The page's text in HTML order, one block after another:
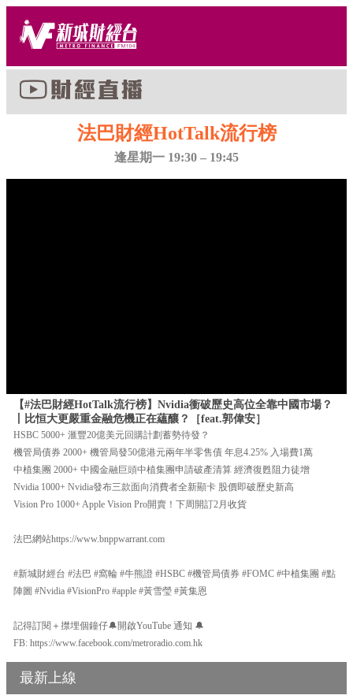
法巴財經HotTalk流行榜
逢星期一 19:30 – 19:45
【#法巴財經HotTalk流行榜】Nvidia衝破歷史高位全靠中國市場？
丨比恒大更嚴重金融危機正在蘊釀？［feat.郭偉安］
HSBC 5000+ 滙豐20億美元回購計劃蓄勢待發？
機管局債券 2000+ 機管局發50億港元兩年半零售債 年息4.25% 入場費1萬
中植集團 2000+ 中國金融巨頭中植集團申請破產清算 經濟復甦阻力徒增
Nvidia 1000+ Nvidia發布三款面向消費者全新顯卡 股價即破歷史新高
Vision Pro 1000+ Apple Vision Pro開賣！下周開訂2月收貨
法巴網站https://www.bnppwarrant.com
#新城財經台 #法巴 #窩輪 #牛熊證 #HSBC #機管局債券 #FOMC #中植集團 #點
陣圖 #Nvidia #VisionPro #apple #黃雪瑩 #黃集恩
記得訂閱＋㩒埋個鐘仔🔔開啟YouTube 通知 🔔
FB: https://www.facebook.com/metroradio.com.hk
最新上線